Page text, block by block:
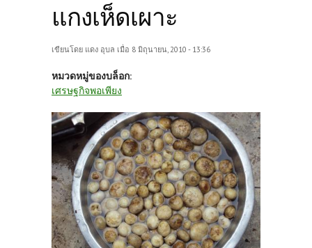
แกงเห็ดเผาะ
เขียนโดย แดง อุบล เมื่อ 8 มิถุนายน, 2010 - 13:36
หมวดหมู่ของบล็อก:
เศรษฐกิจพอเพียง